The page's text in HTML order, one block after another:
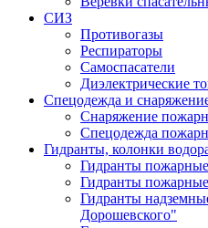
СИЗ
Противогазы
Респираторы
Самоспасатели
Диэлектрические
Спецодежда и
Снаряжение
Спецодежда
Гидранты, колонки
Гидранты
Гидранты
Гидранты
Дорошевского"